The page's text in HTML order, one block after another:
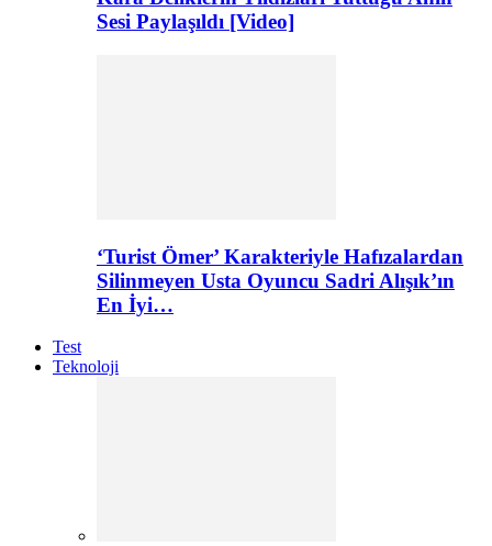
Sesi Paylaşıldı [Video]
‘Turist Ömer’ Karakteriyle Hafızalardan
Silinmeyen Usta Oyuncu Sadri Alışık’ın
En İyi…
Test
Teknoloji